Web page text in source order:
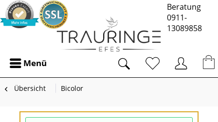
Beratung
0911-
13089858
Menü
Übersicht Bicolor